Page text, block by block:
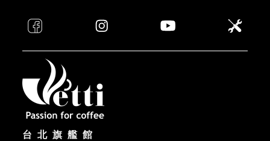
台北旗艦館